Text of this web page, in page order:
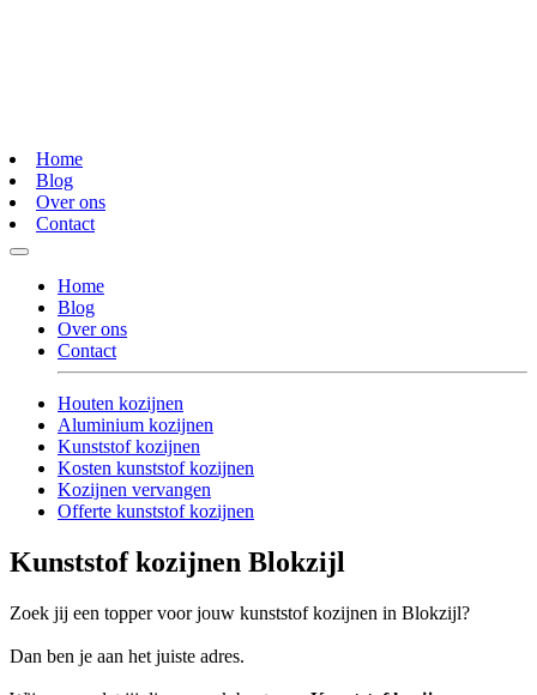
Home
Blog
Over ons
Contact
Home
Blog
Over ons
Contact
Houten kozijnen
Aluminium kozijnen
Kunststof kozijnen
Kosten kunststof kozijnen
Kozijnen vervangen
Offerte kunststof kozijnen
Kunststof kozijnen Blokzijl
Zoek jij een topper voor jouw kunststof kozijnen in Blokzijl?
Dan ben je aan het juiste adres.